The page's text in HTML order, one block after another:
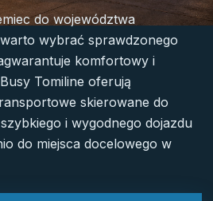
do województwa
wybrać sprawdzonego
komfortowy i
Tomiline oferują
skierowane do
i wygodnego dojazdu
do miejsca docelowego w